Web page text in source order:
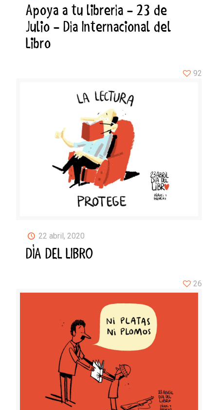
Apoya a tu librería – 23 de
Julio – Día Internacional del
Libro
22 abril, 2020
DÍA DEL LIBRO
92
26